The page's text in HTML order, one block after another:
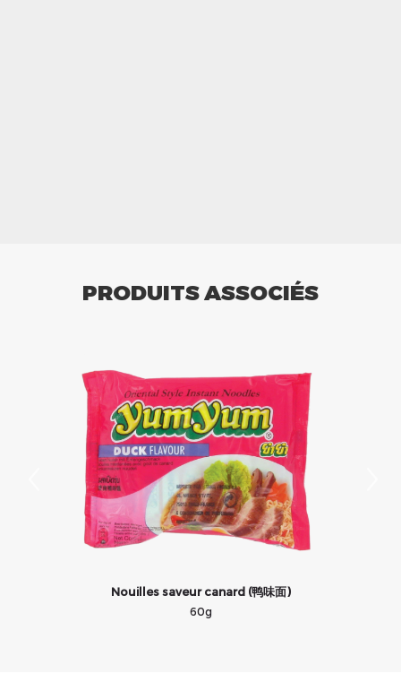
PRODUITS ASSOCIÉS
Nouilles saveur canard (鸭味面)
60g